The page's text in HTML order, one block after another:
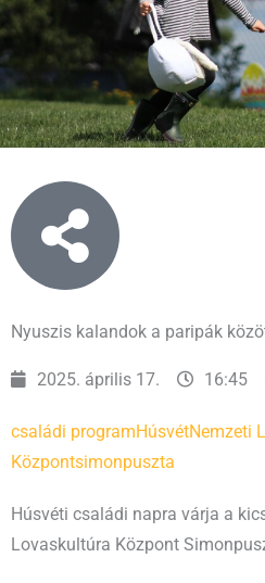
Nyuszis kalandok a paripák
2025. április 17. 16:45
családi programHúsvétNemzeti
Központsimonpuszta
Húsvéti családi napra várja a
Lovaskultúra Központ